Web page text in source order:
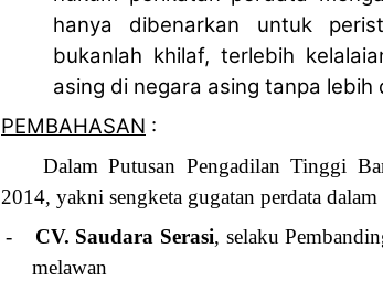
hanya dibenarkan untuk
bukanlah khilaf, terlebih
asing di negara asing tanpa
PEMBAHASAN :
Dalam Putusan Pengadilan Tinggi
2014, yakni sengketa gugatan perdata
-
CV. Saudara Serasi, selaku
melawan